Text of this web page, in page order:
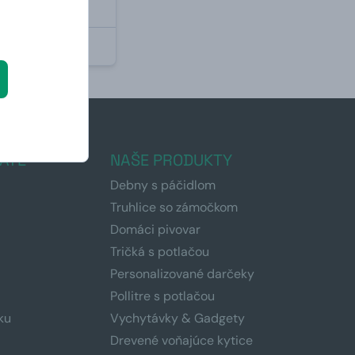
NAŠE PRODUKTY
Debny s páčidlom
Truhlice so zámočkom
Domáci pivovar
Tričká s potlačou
Personalizované darčeky
Pollitre s potlačou
Vychytávky & Gadgety
Drevené voňajúce kytice